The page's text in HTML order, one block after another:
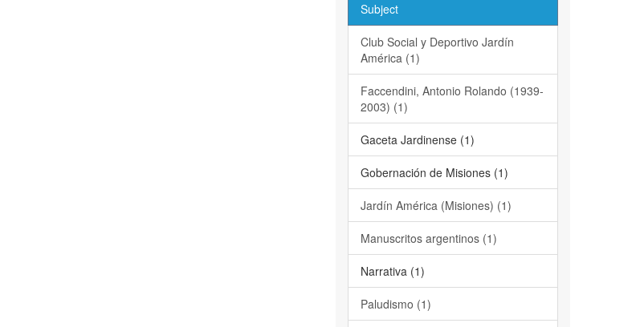
Subject
Club Social y Deportivo Jardín
América (1)
Faccendini, Antonio Rolando (1939-
2003) (1)
Gaceta Jardinense (1)
Gobernación de Misiones (1)
Jardín América (Misiones) (1)
Manuscritos argentinos (1)
Narrativa (1)
Paludismo (1)